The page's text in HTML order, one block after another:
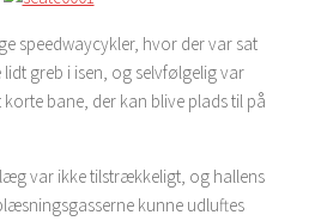
speedwaycykler, hvor der var sat
greb i isen, og selvfølgelig var
bane, der kan blive plads til på
var ikke tilstrækkeligt, og hallens
kunne udluftes